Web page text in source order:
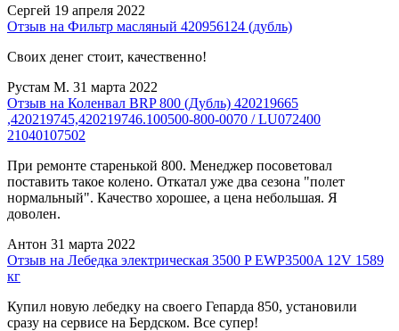
Сергей 19 апреля 2022
Отзыв на Фильтр масляный 420956124 (дубль)
Своих денег стоит, качественно!
Рустам М. 31 марта 2022
Отзыв на Коленвал BRP 800 (Дубль) 420219665
,420219745,420219746.100500-800-0070 / LU072400
21040107502
При ремонте старенькой 800. Менеджер посоветовал
поставить такое колено. Откатал уже два сезона "полет
нормальный". Качество хорошее, а цена небольшая. Я
доволен.
Антон 31 марта 2022
Отзыв на Лебедка электрическая 3500 P EWP3500A 12V 1589
кг
Купил новую лебедку на своего Гепарда 850, установили
сразу на сервисе на Бердском. Все супер!